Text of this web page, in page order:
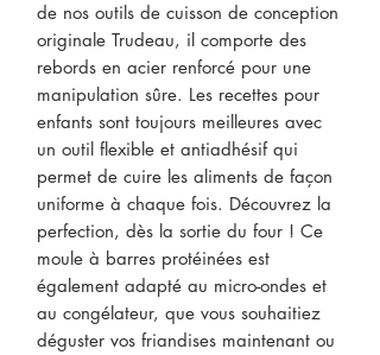
de nos outils de cuisson de conception
originale Trudeau, il comporte des
rebords en acier renforcé pour une
manipulation sûre. Les recettes pour
enfants sont toujours meilleures avec
un outil flexible et antiadhésif qui
permet de cuire les aliments de façon
uniforme à chaque fois. Découvrez la
perfection, dès la sortie du four ! Ce
moule à barres protéinées est
également adapté au micro-ondes et
au congélateur, que vous souhaitiez
déguster vos friandises maintenant ou